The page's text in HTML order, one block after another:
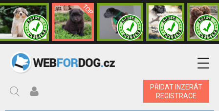
PŘIDAT INZERÁT
REGISTRACE